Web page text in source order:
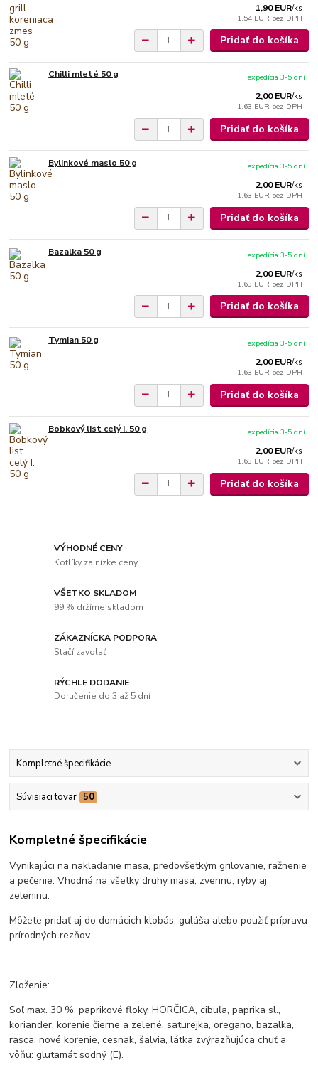
1,90 EUR/ks
1,54 EUR bez DPH
Pridať do košíka
Chilli mleté ​​50 g
2,00 EUR/ks
1,63 EUR bez DPH
expedícia 3-5 dní
Pridať do košíka
Bylinkové maslo 50 g
2,00 EUR/ks
1,63 EUR bez DPH
expedícia 3-5 dní
Pridať do košíka
Bazalka 50 g
2,00 EUR/ks
1,63 EUR bez DPH
expedícia 3-5 dní
Pridať do košíka
Tymian 50 g
2,00 EUR/ks
1,63 EUR bez DPH
expedícia 3-5 dní
Pridať do košíka
Bobkový list celý I. 50 g
2,00 EUR/ks
1,63 EUR bez DPH
expedícia 3-5 dní
Pridať do košíka
VÝHODNÉ CENY
Kotlíky za nízke ceny
VŠETKO SKLADOM
99 % držíme skladom
ZÁKAZNÍCKA PODPORA
Stačí zavolať
RÝCHLE DODANIE
Doručenie do 3 až 5 dní
Kompletné špecifikácie
Súvisiaci tovar 50
Kompletné špecifikácie
Vynikajúci na nakladanie mäsa, predovšetkým grilovanie, ražnenie
a pečenie. Vhodná na všetky druhy mäsa, zverinu, ryby aj
zeleninu.
Môžete pridať aj do domácich klobás, guláša alebo použiť prípravu
prírodných rezňov.
Zloženie:
Soľ max. 30 %, paprikové floky, HORČICA, cibuľa, paprika sl.,
koriander, korenie čierne a zelené, saturejka, oregano, bazalka,
rasca, nové korenie, cesnak, šalvia, látka zvýrazňujúca chuť a
vôňu: glutamát sodný (E).